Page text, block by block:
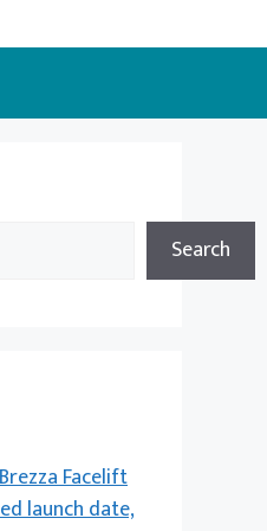
Search